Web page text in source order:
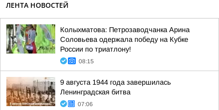
ЛЕНТА НОВОСТЕЙ
Колыхматова: Петрозаводчанка Арина
Соловьева одержала победу на Кубке
России по триатлону!
08:15
9 августа 1944 года завершилась
Ленинградская битва
07:06